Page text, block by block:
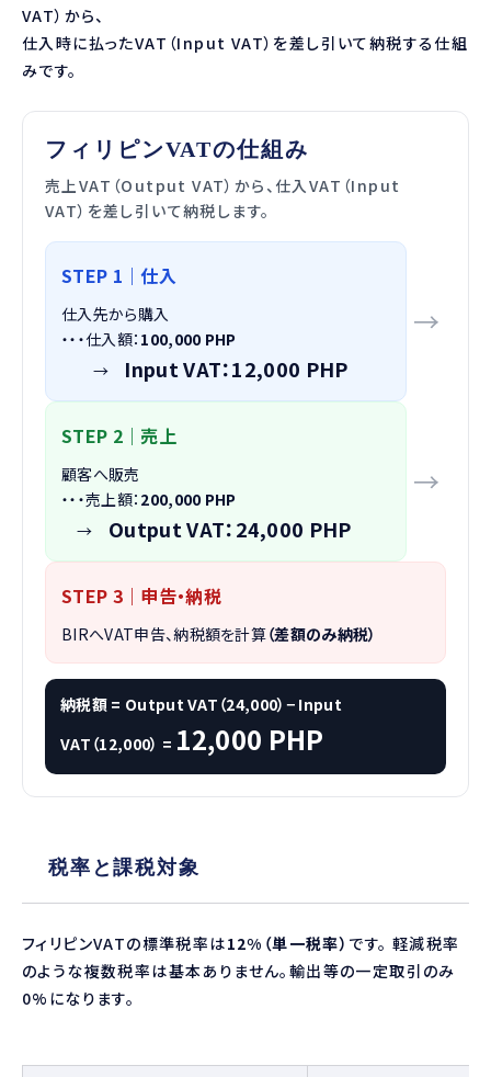
VAT）から、
仕入時に払ったVAT（Input VAT）を差し引いて納税する仕組
みです。
フィリピンVATの仕組み
売上VAT（Output VAT）から、仕入VAT（Input
VAT）を差し引いて納税します。
STEP 1｜仕入
仕入先から購入
・・・仕入額： 100,000 PHP
→ Input VAT：12,000 PHP
→
STEP 2｜売上
顧客へ販売
・・・売上額： 200,000 PHP
→ Output VAT：24,000 PHP
→
STEP 3｜申告・納税
BIRへVAT申告、納税額を計算（差額のみ納税）
納税額 = Output VAT（24,000）− Input
VAT（12,000） = 12,000 PHP
税率と課税対象
フィリピンVATの標準税率は12%（単一税率） です。 軽減税率
のような複数税率は基本ありません。輸出等の一定取引のみ
0%になります。